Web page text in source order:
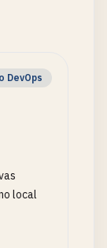
DevOps
local